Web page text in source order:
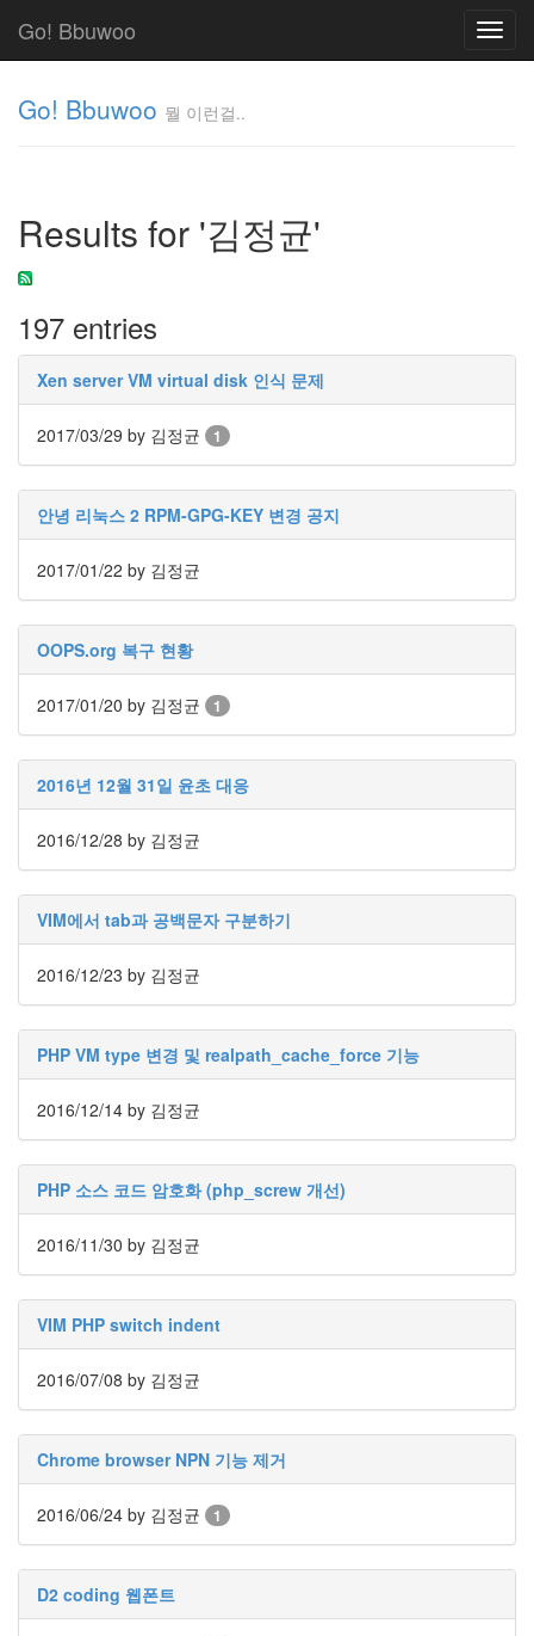
Go! Bbuwoo
Go! Bbuwoo 뭘 이런걸..
Results for '김정균'
197 entries
Xen server VM virtual disk 인식 문제
2017/03/29 by 김정균 1
안녕 리눅스 2 RPM-GPG-KEY 변경 공지
2017/01/22 by 김정균
OOPS.org 복구 현황
2017/01/20 by 김정균 1
2016년 12월 31일 윤초 대응
2016/12/28 by 김정균
VIM에서 tab과 공백문자 구분하기
2016/12/23 by 김정균
PHP VM type 변경 및 realpath_cache_force 기능
2016/12/14 by 김정균
PHP 소스 코드 암호화 (php_screw 개선)
2016/11/30 by 김정균
VIM PHP switch indent
2016/07/08 by 김정균
Chrome browser NPN 기능 제거
2016/06/24 by 김정균 1
D2 coding 웹폰트
걸..
김
정
균
Cloud
녕
스
AnNyung
Firefox
군
표
L10N
iPutty
AnNyung
여
우
Find!
Categories
192
주
절
주
절
이
11
째
사
고
일
지